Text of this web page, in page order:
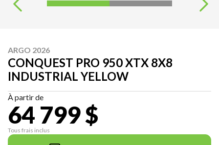
ARGO 2026
CONQUEST PRO 950 XTX 8X8
INDUSTRIAL YELLOW
À partir de
64 799 $
Tous frais inclus